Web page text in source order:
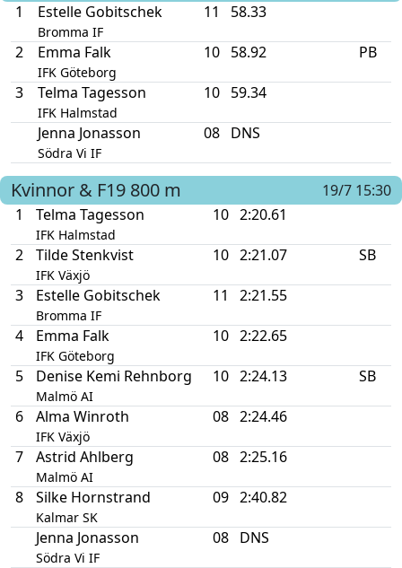
1
Estelle Gobitschek
Bromma IF
11 58.33
2 Emma Falk
IFK Göteborg
10 58.92 PB
3 Telma Tagesson
IFK Halmstad
10 59.34
Jenna Jonasson
Södra Vi IF
08 DNS
Kvinnor & F19 800 m
19/7 15:30
1
Telma Tagesson
IFK Halmstad
10 2:20.61
2 Tilde Stenkvist
IFK Växjö
10 2:21.07 SB
3 Estelle Gobitschek
Bromma IF
11 2:21.55
4 Emma Falk
IFK Göteborg
10 2:22.65
5 Denise Kemi Rehnborg
Malmö AI
10 2:24.13 SB
6 Alma Winroth
IFK Växjö
08 2:24.46
7 Astrid Ahlberg
Malmö AI
08 2:25.16
8 Silke Hornstrand
Kalmar SK
09 2:40.82
Jenna Jonasson
Södra Vi IF
08 DNS